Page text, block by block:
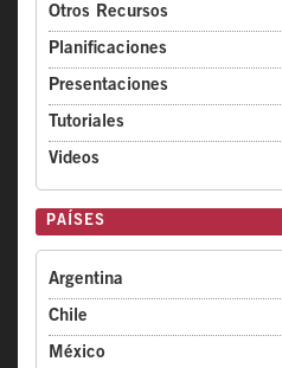
Otros Recursos
Planificaciones
Presentaciones
Tutoriales
Videos
PAÍSES
Argentina
Chile
México